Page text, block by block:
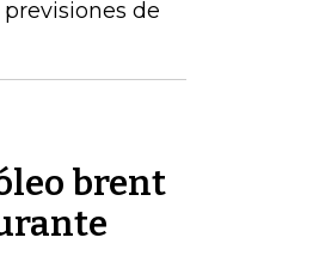
de
brent